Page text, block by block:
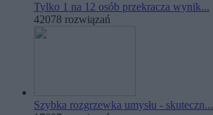
Tylko 1 na 12 osób przekracza wynik...
42078 rozwiązań
Szybka rozgrzewka umysłu - skuteczn...